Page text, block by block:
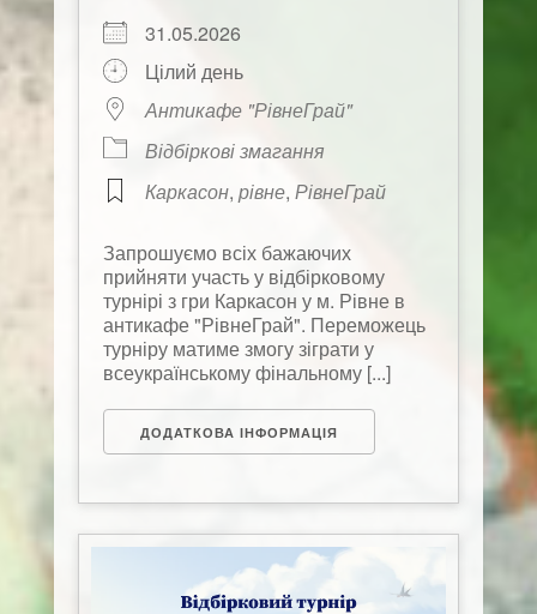
31.05.2026
Цілий день
Антикафе "РівнеГрай"
Відбіркові змагання
Каркасон, рівне, РівнеГрай
Запрошуємо всіх бажаючих
прийняти участь у відбірковому
турнірі з гри Каркасон у м. Рівне в
антикафе "РівнеГрай". Переможець
турніру матиме змогу зіграти у
всеукраїнському фінальному [...]
ДОДАТКОВА ІНФОРМАЦІЯ